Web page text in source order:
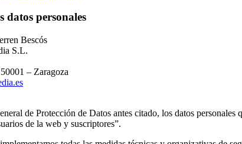
datos personales
Bescós
S.L.
– Zaragoza
de Protección de Datos antes citado, los datos personales
de la web y suscriptores”.